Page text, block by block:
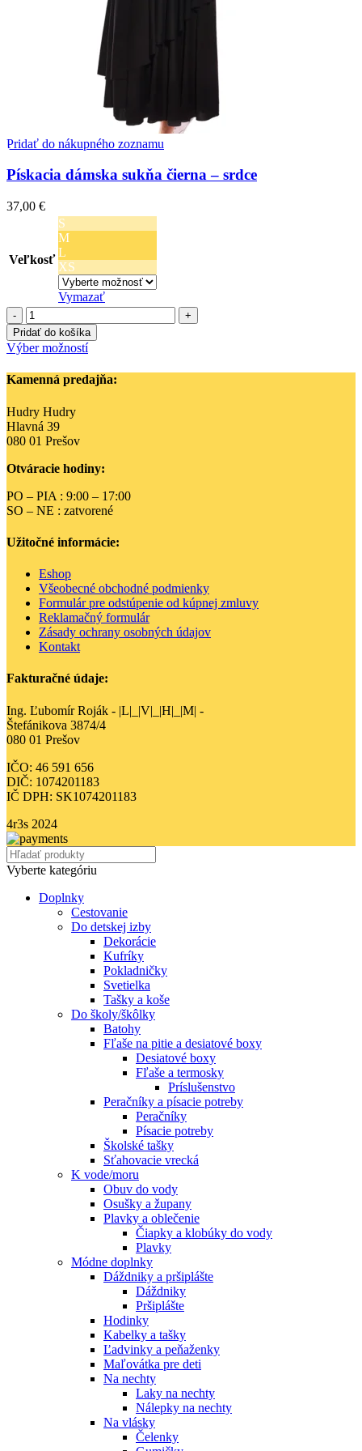
Pridať do nákupného zoznamu
Pískacia dámska sukňa čierna – srdce
37,00 €
Veľkosť
S
M
L
XS
Vymazať
množstvo
Pískacia
dámska
sukňa
čierna
–
Pridať do košíka
Výber možnostíTento
má
viacero
vybrať
na
stránke
produktu.
Kamenná predajňa:
Hudry Hudry
Hlavná 39
080 01 Prešov
Otváracie hodiny:
PO – PIA : 9:00 – 17:00
SO – NE : zatvorené
Užitočné informácie:
Eshop
Všeobecné obchodné podmienky
Formulár pre odstúpenie od kúpnej zmluvy
Reklamačný formulár
Zásady ochrany osobných údajov
Kontakt
Fakturačné údaje:
Ing. Ľubomír Roják - |L|_|V|_|H|_|M| -
Štefánikova 3874/4
080 01 Prešov
IČO: 46 591 656
DIČ: 1074201183
IČ DPH: SK1074201183
4r3s 2024
Vyberte kategóriu
Doplnky
Cestovanie
Do detskej izby
Dekorácie
Kufríky
Pokladničky
Svetielka
Tašky a koše
Do školy/škôlky
Batohy
Fľaše na pitie a desiatové boxy
Desiatové boxy
Fľaše a termosky
Príslušenstvo
Peračníky a písacie potreby
Peračníky
Písacie potreby
Školské tašky
Sťahovacie vrecká
K vode/moru
Obuv do vody
Osušky a župany
Plavky a oblečenie
Čiapky a klobúky do vody
Plavky
Módne doplnky
Dáždniky a pršiplášte
Dáždniky
Pršiplášte
Hodinky
Kabelky a tašky
Ľadvinky a peňaženky
Maľovátka pre deti
Na nechty
Laky na nechty
Nálepky na nechty
Na vlásky
Čelenky